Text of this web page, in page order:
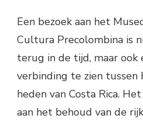
Een bezoek aan het
Cultura Precolombina is
terug in de tijd, maar ook
verbinding te zien tussen
heden van Costa Rica.
aan het behoud van de